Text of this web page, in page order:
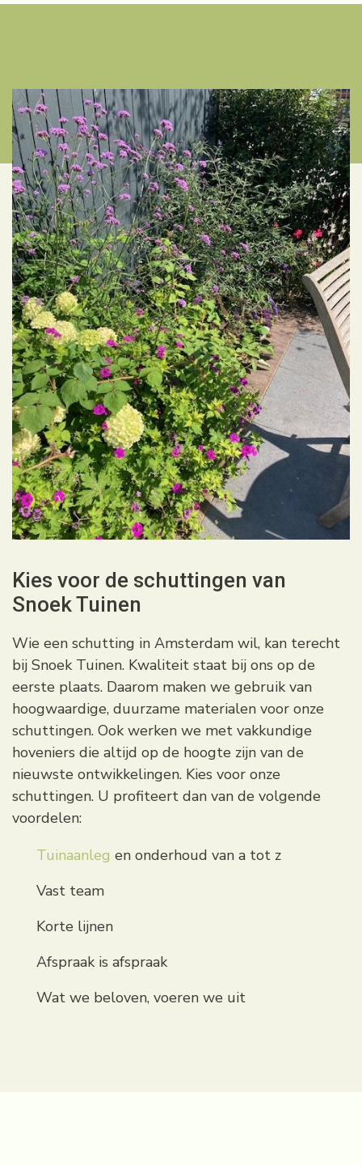
Kies voor de schuttingen van
Snoek Tuinen
Wie een schutting in Amsterdam wil, kan terecht
bij Snoek Tuinen. Kwaliteit staat bij ons op de
eerste plaats. Daarom maken we gebruik van
hoogwaardige, duurzame materialen voor onze
schuttingen. Ook werken we met vakkundige
hoveniers die altijd op de hoogte zijn van de
nieuwste ontwikkelingen. Kies voor onze
schuttingen. U profiteert dan van de volgende
voordelen:
Tuinaanleg en onderhoud van a tot z
Vast team
Korte lijnen
Afspraak is afspraak
Wat we beloven, voeren we uit